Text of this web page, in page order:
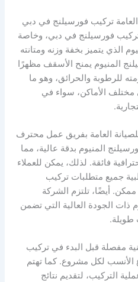
العامة تركيب فورسيلنج في دبي
فورسيلنج في دبي، وخاصة
الذي يتميز بخفة وزنه ومتانته
المنيوم يمنح الأسقف مظهرًا
للرطوبة والحرائق، وهو ما
مختلف الأماكن، سواء في
العامة بفريق عمل محترف
المنيوم بدقة عالية، مما
فائقة. لذلك، يمكن للعملاء
جميع متطلبات تركيب
أيضًا، تلتزم الشركة
ذات الجودة العالية التي تضمن
طويلة.
مفصلة قبل البدء في تركيب
الأنسب لكل مشروع. كما تهتم
التركيب، لتقديم نتائج